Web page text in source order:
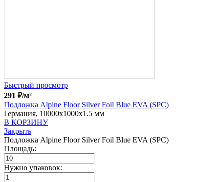
Быстрый просмотр
291 ₽/м²
Подложка Alpine Floor Silver Foil Blue EVA (SPC)
Германия, 10000x1000x1.5 мм
В КОРЗИНУ
Закрыть
Подложка Alpine Floor Silver Foil Blue EVA (SPC)
Площадь:
Нужно упаковок: